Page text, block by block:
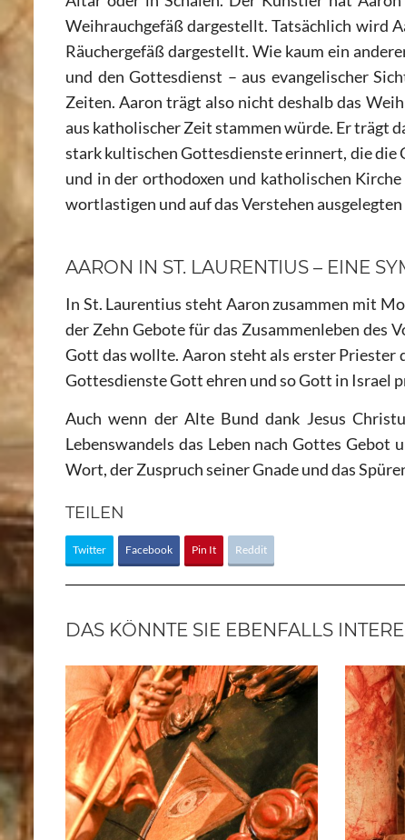
Weihrauchgefäß dargestellt. Tatsächlich wird
Räuchergefäß dargestellt. Wie kaum ein
und den Gottesdienst – aus evangelischer
Zeiten. Aaron trägt also nicht deshalb das
aus katholischer Zeit stammen würde. Er trägt
stark kultischen Gottesdienste erinnert, die
und in der orthodoxen und katholischen
wortlastigen und auf das Verstehen
AARON IN ST. LAURENTIUS – EINE
In St. Laurentius steht Aaron zusammen mit
der Zehn Gebote für das Zusammenleben des
Gott das wollte. Aaron steht als erster Priester
Gottesdienste Gott ehren und so Gott in Israel
Auch wenn der Alte Bund dank Jesus
Lebenswandels das Leben nach Gottes
Wort, der Zuspruch seiner Gnade und das
TEILEN
DAS KÖNNTE SIE EBENFALLS